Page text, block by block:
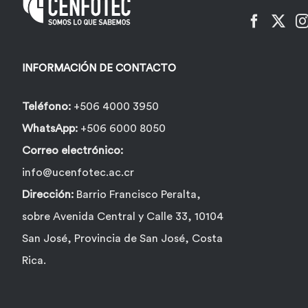
elegir
de
producto
INFORMACIÓN DE CONTACTO
Teléfono: +506 4000 3950
WhatsApp: +506 6000 8050
Correo electrónico:
info@ucenfotec.ac.cr
Dirección: Barrio Francisco Peralta,
sobre Avenida Central y Calle 33, 10104
San José, Provincia de San José, Costa
Rica.